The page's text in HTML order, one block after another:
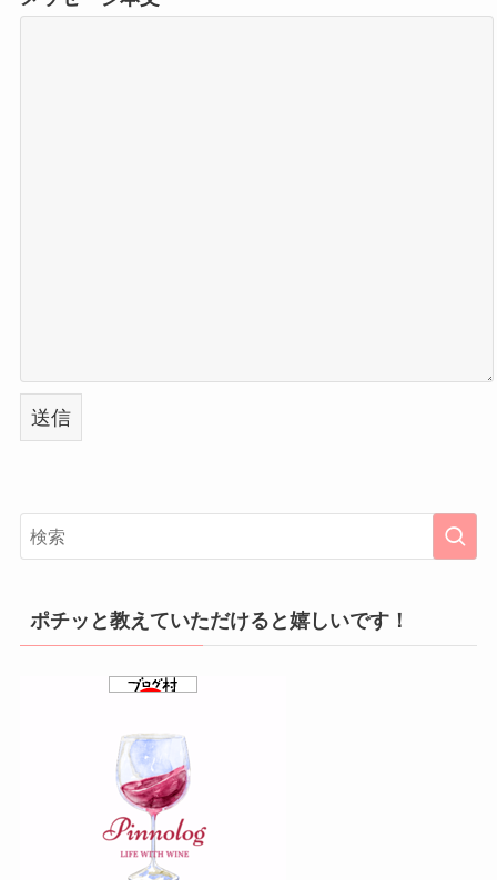
ポチッと教えていただけると嬉しいです！